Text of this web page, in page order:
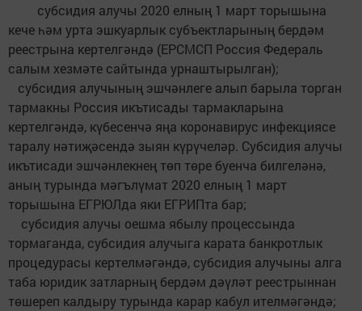
субсидия алучы 2020 елның 1 март торышына
кече һәм урта эшкуарлык субъектларының бердәм
реестрына кертелгәндә (ЕРСМСП Россия Федераль
салым хезмәте сайтында урнаштырылган);
субсидия алучының эш­чәнлеге алып барыла торган
тармакны Россия икътисады тармакларына
кертелгәндә, күбесенчә яңа коронавирус инфекциясе
таралу нәтиҗәсендә зыян күрүчеләр. Субсидия алучы
икътисади эшчәнлекнең төп төре буенча билгеләнә,
аның турында мәгълүмат 2020 елның 1 март
торышына ЕГРЮЛда яки ЕГРИПта бар;
субсидия алучы оешма ­ябылу процессында
тормаганда, субсидия алучыга карата банкротлык
процедурасы кертелмәгәндә, субсидия алучыны алга
таба юридик затларның бердәм дәүләт реестрыннан
төшереп калдыру турында карар кабул ителмәгәндә;